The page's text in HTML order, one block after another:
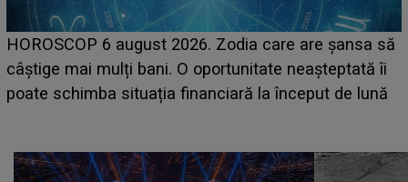
LINE-UP UNTOLD ONE, prima zi. Cine sunt artiștii
care deschid festivalul și de la ce ore au loc cele mai
așteptate concerte pe scena principală?